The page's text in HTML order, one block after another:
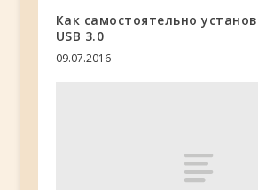
Как самостоятельно
USB 3.0
09.07.2016